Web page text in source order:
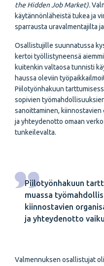
the Hidden Job Market).
käytännönläheistä tukea ja
sparrausta uravalmentajilta
Osallistujille suunnatussa
kertoi työllistyneensä
kuitenkin valtaosa tunnisti
haussa oleviin
Piilotyönhakuun
sopivien
sanoittaminen,
ja yhteydenotto omaan
tunkeilevalta.
Piilotyönhakuun
muassa
kiinnostavien
ja yhteydenotto
Valmennuksen osallistujat